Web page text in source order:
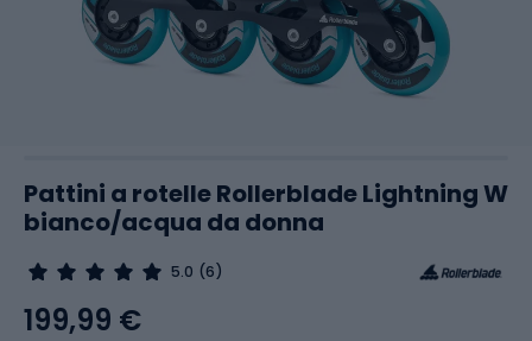
Pattini a rotelle Rollerblade Lightning W
bianco/acqua da donna
5.0 (6)
199,99 €